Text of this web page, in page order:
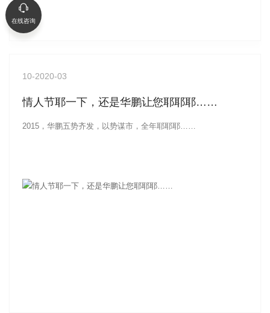
10-2020-03
情人节耶一下，还是华鹏让您耶耶耶……
2015，华鹏五势齐发，以势谋市，全年耶耶耶……
在线咨询